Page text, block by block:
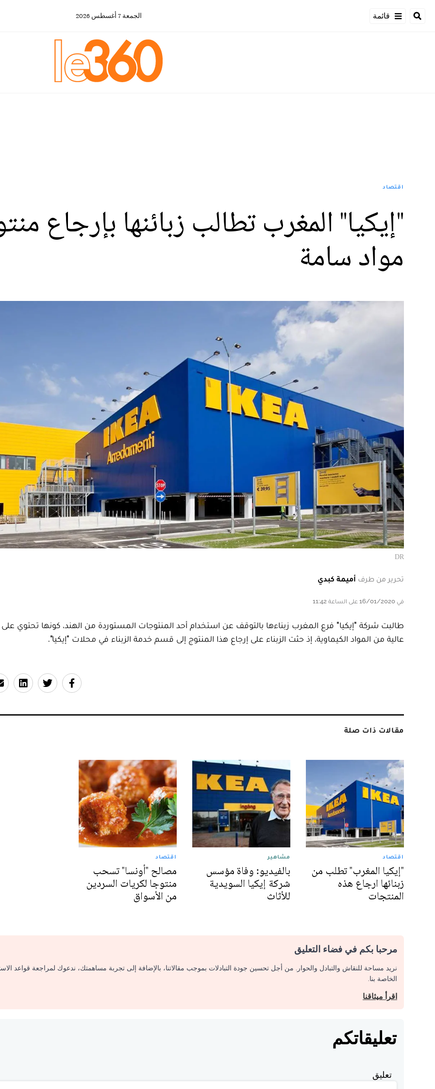
قائمة الجمعة 7 أغسطس 2026
اقتصاد
"إيكيا" المغرب تطالب زبائنها بإرجاع
مواد سامة
DR
تحرير من طرف أميمة كبدي
في 16/01/2020 على الساعة 11:42
طالبت شركة "إيكيا" فرع المغرب زبناءها بالتوقف عن استخدام أحد المنتوجات المستوردة من الهند، كونها تحتوي
عالية من المواد الكيماوية، إذ حثت الزبناء على إرجاع هذا المنتوج إلى قسم خدمة الزبناء في محلات "إيكيا".
مقالات ذات صلة
اقتصاد
"إيكيا المغرب" تطلب من
زبنائها ارجاع هذه
المنتجات
مشاهير
بالفيديو: وفاة مؤسس
شركة إيكيا السويدية
للأثاث
اقتصاد
مصالح "أونسا" تسحب
منتوجا لكريات السردين
من الأسواق
مرحبا بكم في فضاء التعليق
نريد مساحة للنقاش والتبادل والحوار. من أجل تحسين جودة التبادلات بموجب مقالاتنا، بالإضافة إلى تجربة مساهمتك، ندعوك لمراجعة قواعد
الخاصة بنا.
اقرأ ميثاقنا
تعليقاتكم
تعليق